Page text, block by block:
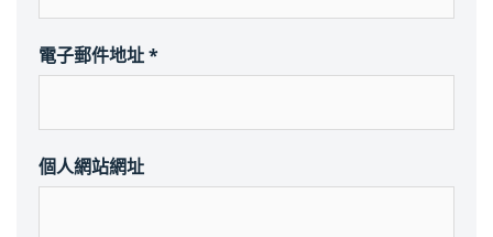
電子郵件地址*
個人網站網址